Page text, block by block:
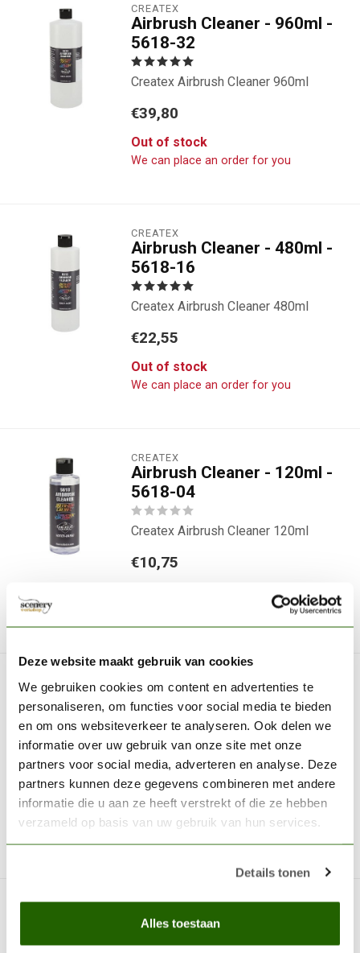
Deze website maakt gebruik van cookies
We gebruiken cookies om content en advertenties te
personaliseren, om functies voor social media te bieden
en om ons websiteverkeer te analyseren. Ook delen we
informatie over uw gebruik van onze site met onze
partners voor social media, adverteren en analyse. Deze
partners kunnen deze gegevens combineren met andere
informatie die u aan ze heeft verstrekt of die ze hebben
verzameld op basis van uw gebruik van hun services.
Details tonen
Alles toestaan
CREATEX
Airbrush Cleaner - 960ml -
5618-32
Createx Airbrush Cleaner 960ml
€39,80
Out of stock
We can place an order for you
CREATEX
Airbrush Cleaner - 480ml -
5618-16
Createx Airbrush Cleaner 480ml
€22,55
Out of stock
We can place an order for you
CREATEX
Airbrush Cleaner - 120ml -
5618-04
Createx Airbrush Cleaner 120ml
€10,75
We can place an order for you
CREATEX
Restorer - 120ml - 4008-04
Createx Restorer 120ml. is a water-
based, biodegradable cleaner used f...
€12,15
Out of stock
Airbrush Cleaner - 240ml -
5618-08